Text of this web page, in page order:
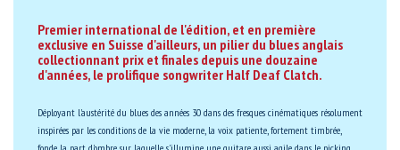
Premier international de l'édition, et en première
exclusive en Suisse d'ailleurs, un pilier du blues anglais
collectionnant prix et finales depuis une douzaine
d'années, le prolifique songwriter Half Deaf Clatch.
Déployant l'austérité du blues des années 30 dans des fresques cinématiques résolument
inspirées par les conditions de la vie moderne, la voix patiente, fortement timbrée,